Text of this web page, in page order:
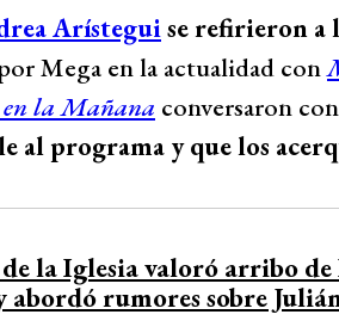
Arístegui, conductores de
el rating matinal, actualmente
un sello al programa
un puente de
del contenido para atraer
de la información y temas
Desarrollado por Bío Bío Comunicaciones
Arísteguise refirieron a
Mega en la actualidad con
la Mañana conversaron con
al programa y que los
la Iglesia valoró arribo
rumores sobre